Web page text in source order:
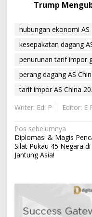
Trump
hubungan ekonomi AS
kesepakatan dagang
penurunan tarif impor
perang dagang AS
tarif impor AS China
Writer: Edi P
Editor: E
N
a
v
g
Pos sebelumnya
Diplomasi & Magis
Silat Pukau 45 Negara di
Jantung Asia!